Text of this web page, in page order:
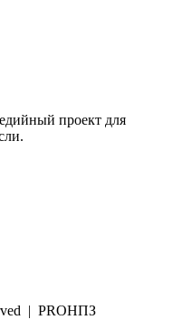
проект для
| PROНПЗ